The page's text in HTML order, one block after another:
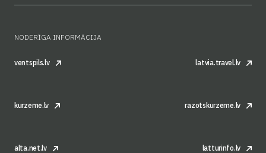
NODERĪGA INFORMĀCIJA
ventspils.lv latvia.travel.lv
kurzeme.lv razotskurzeme.lv
alta.net.lv latturinfo.lv